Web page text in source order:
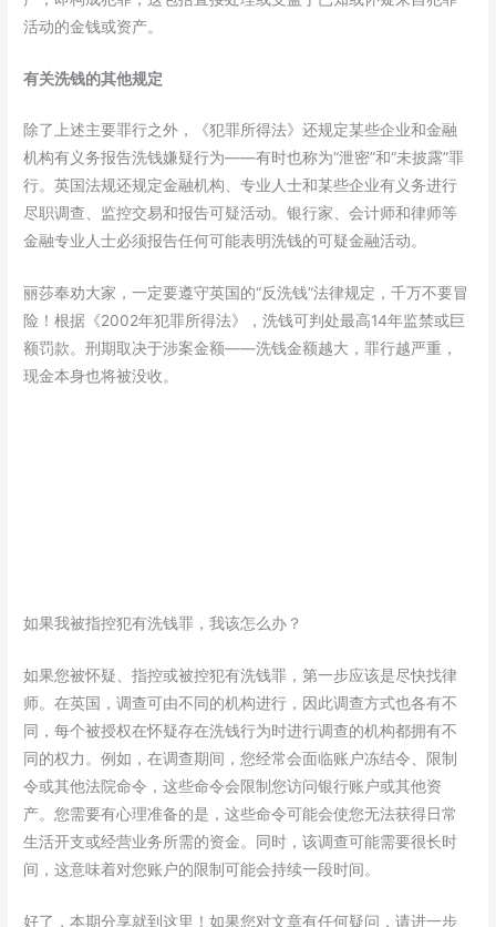
活动的金钱或资产。
有关洗钱的其他规定
除了上述主要罪行之外，《犯罪所得法》还规定某些企业和金融
机构有义务报告洗钱嫌疑行为——有时也称为“泄密”和“未披露”罪
行。英国法规还规定金融机构、专业人士和某些企业有义务进行
尽职调查、监控交易和报告可疑活动。银行家、会计师和律师等
金融专业人士必须报告任何可能表明洗钱的可疑金融活动。
丽莎奉劝大家，一定要遵守英国的“反洗钱”法律规定，千万不要冒
险！根据《2002年犯罪所得法》，洗钱可判处最高14年监禁或巨
额罚款。刑期取决于涉案金额——洗钱金额越大，罪行越严重，
现金本身也将被没收。
如果我被指控犯有洗钱罪，我该怎么办？
如果您被怀疑、指控或被控犯有洗钱罪，第一步应该是尽快找律
师。在英国，调查可由不同的机构进行，因此调查方式也各有不
同，每个被授权在怀疑存在洗钱行为时进行调查的机构都拥有不
同的权力。例如，在调查期间，您经常会面临账户冻结令、限制
令或其他法院命令，这些命令会限制您访问银行账户或其他资
产。您需要有心理准备的是，这些命令可能会使您无法获得日常
生活开支或经营业务所需的资金。同时，该调查可能需要很长时
间，这意味着对您账户的限制可能会持续一段时间。
好了，本期分享就到这里！如果您对文章有任何疑问，请进一步